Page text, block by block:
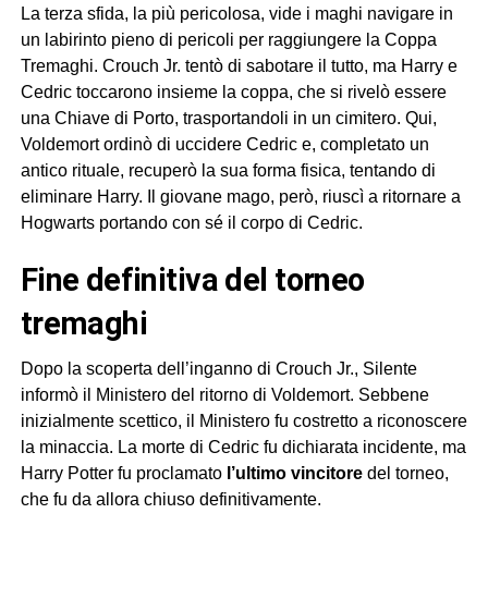
La terza sfida, la più pericolosa, vide i maghi navigare in
un labirinto pieno di pericoli per raggiungere la Coppa
Tremaghi. Crouch Jr. tentò di sabotare il tutto, ma Harry e
Cedric toccarono insieme la coppa, che si rivelò essere
una Chiave di Porto, trasportandoli in un cimitero. Qui,
Voldemort ordinò di uccidere Cedric e, completato un
antico rituale, recuperò la sua forma fisica, tentando di
eliminare Harry. Il giovane mago, però, riuscì a ritornare a
Hogwarts portando con sé il corpo di Cedric.
fine definitiva del torneo
tremaghi
Dopo la scoperta dell’inganno di Crouch Jr., Silente
informò il Ministero del ritorno di Voldemort. Sebbene
inizialmente scettico, il Ministero fu costretto a riconoscere
la minaccia. La morte di Cedric fu dichiarata incidente, ma
Harry Potter fu proclamato l’ultimo vincitoredel torneo,
che fu da allora chiuso definitivamente.